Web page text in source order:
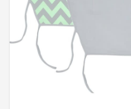
Elektra
Baby & Peuter
Speelgoed & hobby